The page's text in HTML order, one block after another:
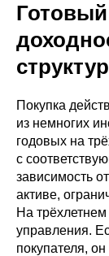
Покупка
из немногих
годовых на
с
зависимость
активе,
На
управления.
покупателя,